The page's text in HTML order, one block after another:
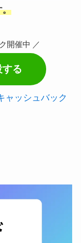
。
開催中 ／
る
ャッシュバック